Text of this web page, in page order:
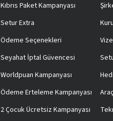
Kıbrıs Paket Kampanyası
Setur Extra
Ödeme Seçenekleri
Seyahat İptal Güvencesi
Worldpuan Kampanyası
Ödeme Erteleme Kampanyası
2 Çocuk Ücretsiz Kampanyası
Vize